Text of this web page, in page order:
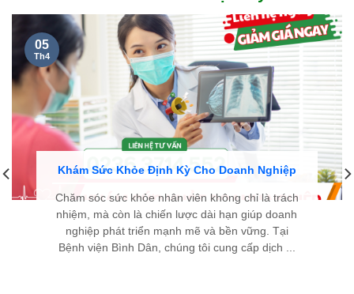
Khám Sức Khỏe Định Kỳ Cho Doanh Nghiệp
Chăm sóc sức khỏe nhân viên không chỉ là trách
nhiệm, mà còn là chiến lược dài hạn giúp doanh
nghiệp phát triển mạnh mẽ và bền vững. Tại
Bệnh viện Bình Dân, chúng tôi cung cấp dịch ...
05
Th4